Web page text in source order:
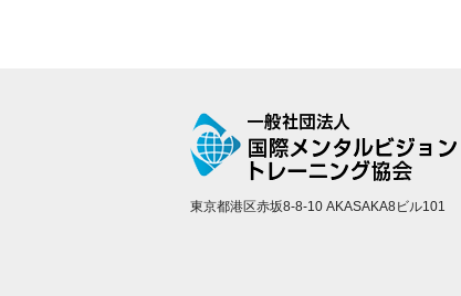
東京都港区赤坂8-8-10 AKASAKA8ビル101